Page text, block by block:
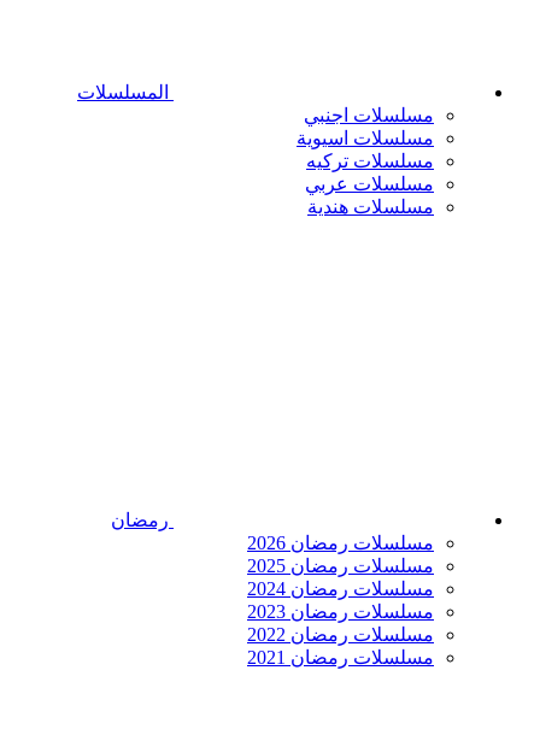
المسلسلات
مسلسلات اجنبي
مسلسلات اسيوية
مسلسلات تركيه
مسلسلات عربي
مسلسلات هندية
رمضان
مسلسلات رمضان 2026
مسلسلات رمضان 2025
مسلسلات رمضان 2024
مسلسلات رمضان 2023
مسلسلات رمضان 2022
مسلسلات رمضان 2021